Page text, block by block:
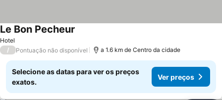
Hotel
Le Bon Pecheur
/ Pontuação não disponível a 1.6 km de Centro da cidade
Selecione as datas para ver os preços
exatos.
Ver preços